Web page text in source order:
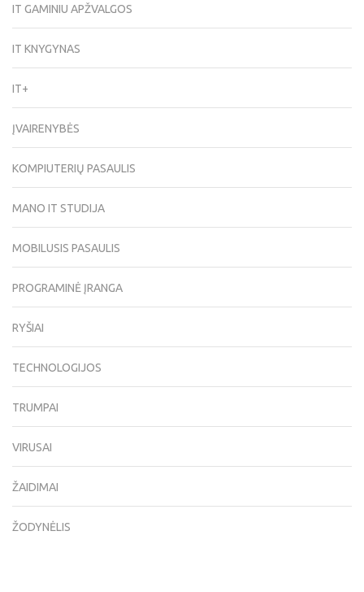
IT GAMINIU APŽVALGOS
IT KNYGYNAS
IT+
ĮVAIRENYBĖS
KOMPIUTERIŲ PASAULIS
MANO IT STUDIJA
MOBILUSIS PASAULIS
PROGRAMINĖ ĮRANGA
RYŠIAI
TECHNOLOGIJOS
TRUMPAI
VIRUSAI
ŽAIDIMAI
ŽODYNĖLIS